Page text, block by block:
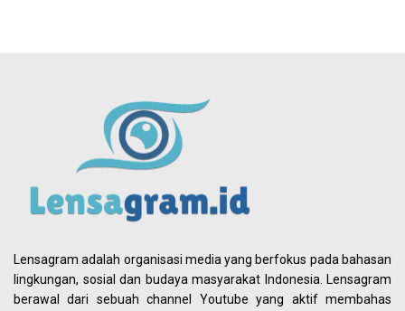
Lensagram adalah organisasi media yang berfokus pada bahasan
lingkungan, sosial dan budaya masyarakat Indonesia. Lensagram
berawal dari sebuah channel Youtube yang aktif membahas